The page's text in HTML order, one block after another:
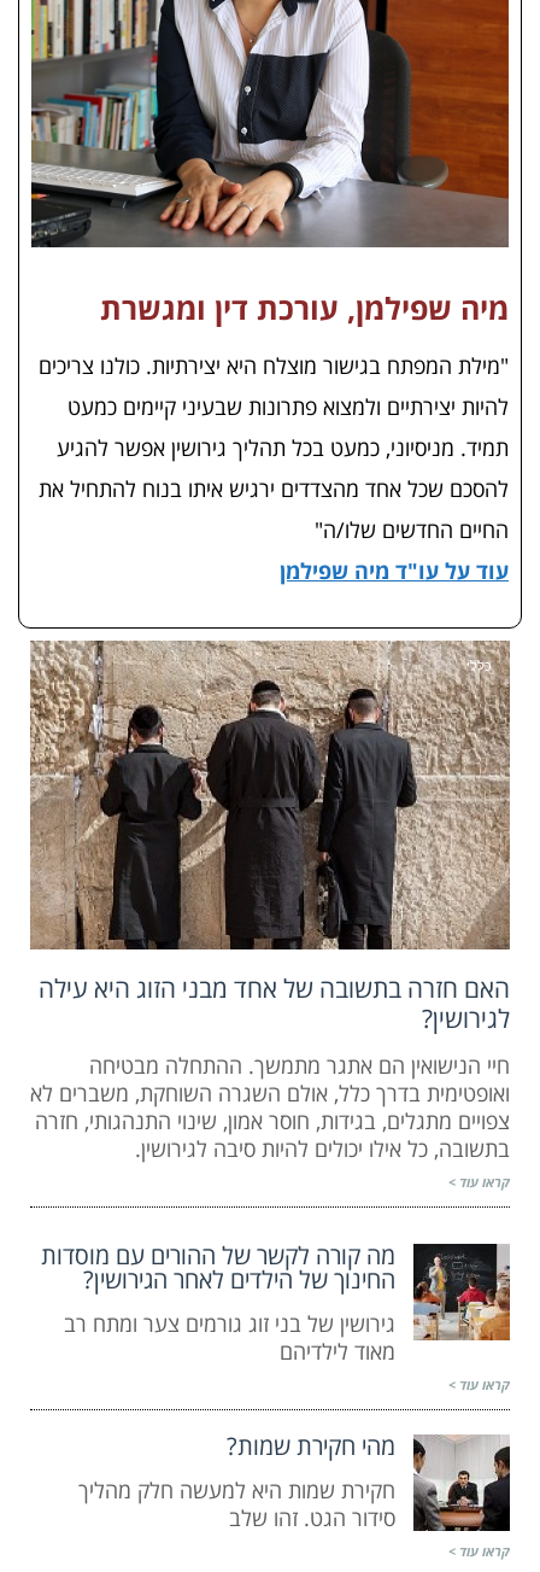
מיה שפילמן, עורכת דין ומגשרת
"מילת המפתח בגישור מוצלח היא יצירתיות. כולנו צריכים
להיות יצירתיים ולמצוא פתרונות שבעיני קיימים כמעט
תמיד. מניסיוני, כמעט בכל תהליך גירושין אפשר להגיע
להסכם שכל אחד מהצדדים ירגיש איתו בנוח להתחיל את
החיים החדשים שלו/ה"
עוד על עו"ד מיה שפילמן
כללי
האם חזרה בתשובה של אחד מבני הזוג היא עילה
לגירושין?
חיי הנישואין הם אתגר מתמשך. ההתחלה מבטיחה
ואופטימית בדרך כלל, אולם השגרה השוחקת, משברים לא
צפויים מתגלים, בגידות, חוסר אמון, שינוי התנהגותי, חזרה
בתשובה, כל אילו יכולים להיות סיבה לגירושין.
קראו עוד >
מה קורה לקשר של ההורים עם מוסדות
החינוך של הילדים לאחר הגירושין?
גירושין של בני זוג גורמים צער ומתח רב
מאוד לילדיהם
קראו עוד >
מהי חקירת שמות?
חקירת שמות היא למעשה חלק מהליך
סידור הגט. זהו שלב
קראו עוד >